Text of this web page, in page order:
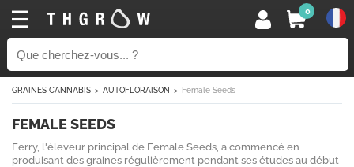
0
GRAINES CANNABIS AUTOFLORAISON Female Seeds
FEMALE SEEDS
Ferry, l'éleveur principal de Female Seeds, a commencé en
produisant des graines régulièrement pendant ses études au début